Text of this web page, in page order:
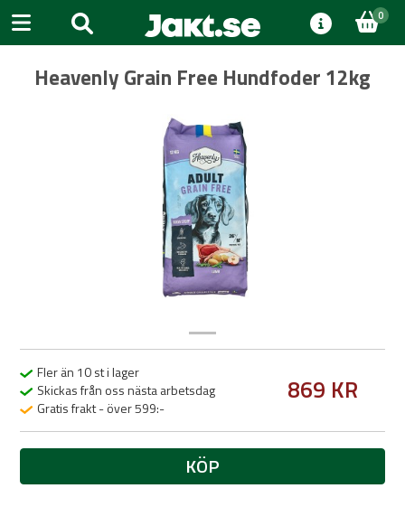
0
Heavenly Grain Free Hundfoder 12kg
Fler än 10 st i lager
Skickas från oss nästa arbetsdag
Gratis frakt - över 599:-
869 KR
KÖP